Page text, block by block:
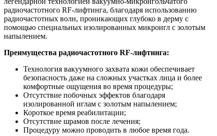
радиочастотного RF-лифтинга, благодаря использованию
радиочастотных волн, проникающих глубоко в дерму с
помощью специальных изолированных микроигл с золотым
напылением.
Преимущества радиочастотного RF-лифтинга:
Технология вакуумного захвата кожи обеспечивает
безопасность даже на сложных участках лица и более
комфортные ощущения во время процедуры;
Отсутствие побочных эффектов благодаря
изолированной иглам с золотым напылением;
Короткое время реабилитации;
Отсутствие шрамов после лечения;
Процедуру можно проводить в любое время года.